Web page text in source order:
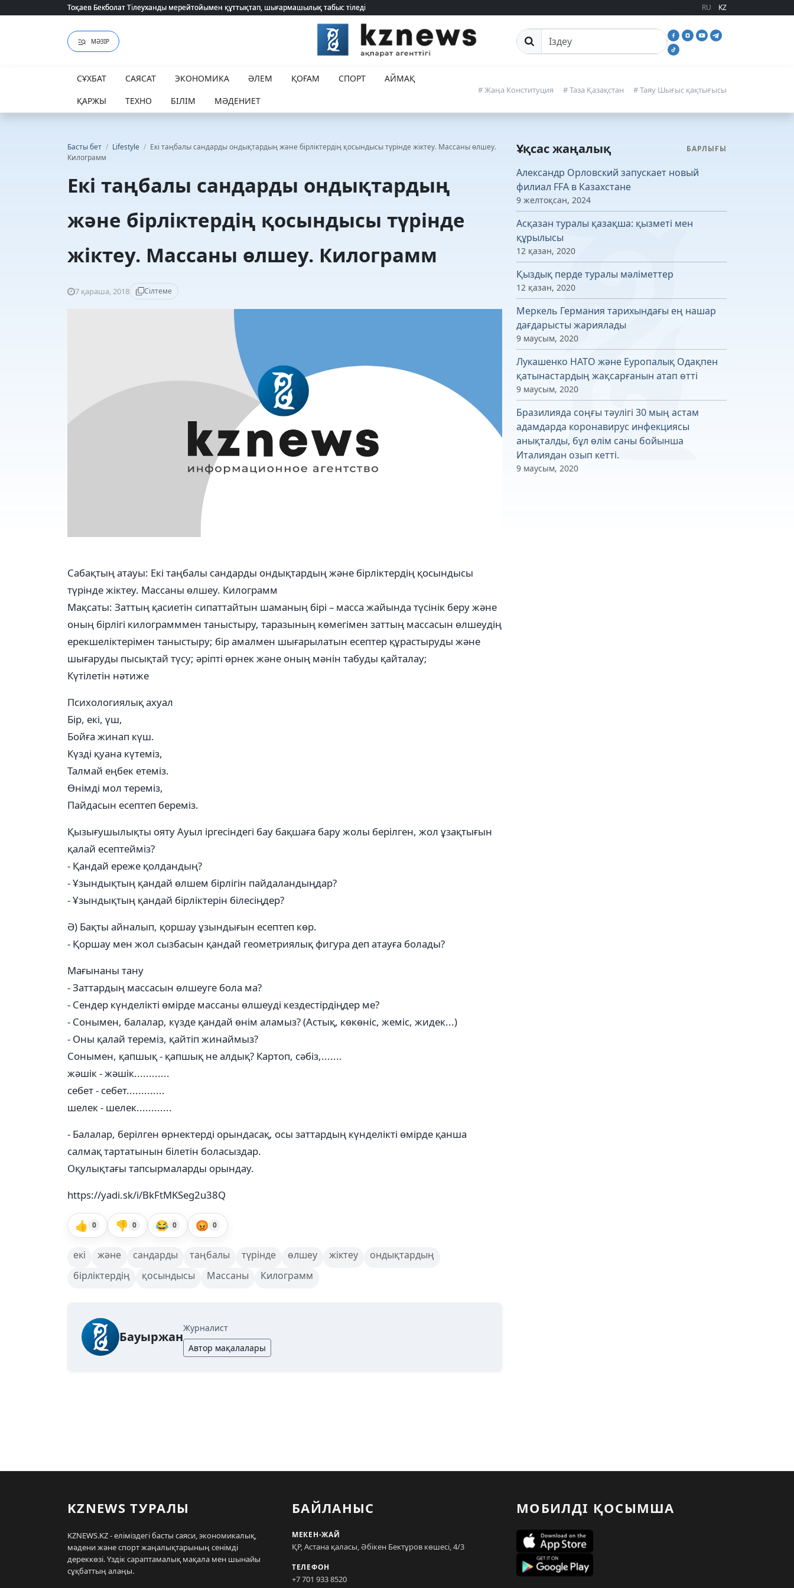
Тоқаев Бекболат Тілеуханды мерейтойымен құттықтап, шығармашылық табыс тіледі
Тоқаев Бекболат Тілеуханды мерейтойымен құттықтап, шығармашылық табыс тіледі RU KZ
МӘЗІР Сайттан іздеу
СҰХБАТ САЯСАТ ЭКОНОМИКА ӘЛЕМ ҚОҒАМ СПОРТ
АЙМАҚ
ҚАРЖЫ
ТЕХНО БІЛІМ МӘДЕНИЕТ
# Жаңа Конституция # Таза Қазақстан # Таяу Шығыс қақтығысы
Басты бет / Lifestyle / Екі таңбалы сандарды ондықтардың және бірліктердің қосындысы түрінде жіктеу. Массаны өлшеу.
Килограмм
Екі таңбалы сандарды ондықтардың
және бірліктердің қосындысы түрінде
жіктеу. Массаны өлшеу. Килограмм
7 қараша, 2018 Сілтеме
Сабақтың атауы: Екі таңбалы сандарды ондықтардың және бірліктердің қосындысы
түрінде жіктеу. Массаны өлшеу. Килограмм
Мақсаты: Заттың қасиетін сипаттайтын шаманың бірі – масса жайында түсінік беру және
оның бірлігі килограмммен таныстыру, таразының көмегімен заттың массасын өлшеудің
ерекшеліктерімен таныстыру; бір амалмен шығарылатын есептер құрастыруды және
шығаруды пысықтай түсу; әріпті өрнек және оның мәнін табуды қайталау;
Күтілетін нәтиже
Психологиялық ахуал
Бір, екі, үш,
Бойға жинап күш.
Күзді қуана күтеміз,
Талмай еңбек етеміз.
Өнімді мол тереміз,
Пайдасын есептеп береміз.
Қызығушылықты ояту Ауыл іргесіндегі бау бақшаға бару жолы берілген, жол ұзақтығын
қалай есептейміз?
- Қандай ереже қолдандың?
- Ұзындықтың қандай өлшем бірлігін пайдаландыңдар?
- Ұзындықтың қандай бірліктерін білесіңдер?
Ә) Бақты айналып, қоршау ұзындығын есептеп көр.
- Қоршау мен жол сызбасын қандай геометриялық фигура деп атауға болады?
Мағынаны тану
- Заттардың массасын өлшеуге бола ма?
- Сендер күнделікті өмірде массаны өлшеуді кездестірдіңдер ме?
- Сонымен, балалар, күзде қандай өнім аламыз? (Астық, көкөніс, жеміс, жидек...)
- Оны қалай тереміз, қайтіп жинаймыз?
Сонымен, қапшық - қапшық не алдық? Картоп, сәбіз,.......
жәшік - жәшік............
себет - себет.............
шелек - шелек............
- Балалар, берілген өрнектерді орындасақ, осы заттардың күнделікті өмірде қанша
салмақ тартатынын білетін боласыздар.
Оқулықтағы тапсырмаларды орындау.
https://yadi.sk/i/BkFtMKSeg2u38Q
👍 0 👎 0 😂 0 😡 0
екі және сандарды таңбалы түрінде өлшеу жіктеу
ондықтардың
бірліктердің
қосындысы Массаны Килограмм
Бауыржан
Журналист
Автор мақалалары
Ұқсас жаңалық БАРЛЫҒЫ
Александр Орловский запускает новый
филиал FFA в Казахстане
9 желтоқсан, 2024
Асқазан туралы қазақша: қызметі мен
құрылысы
12 қазан, 2020
Қыздық перде туралы мәліметтер
12 қазан, 2020
Меркель Германия тарихындағы ең нашар
дағдарысты жариялады
9 маусым, 2020
Лукашенко НАТО және Еуропалық Одақпен
қатынастардың жақсарғанын атап өтті
9 маусым, 2020
Бразилияда соңғы тәулігі 30 мың астам
адамдарда коронавирус инфекциясы
анықталды, бұл өлім саны бойынша
Италиядан озып кетті.
9 маусым, 2020
KZNEWS ТУРАЛЫ
KZNEWS.KZ - еліміздегі басты саяси, экономикалық,
мәдени және спорт жаңалықтарының сенімді
дереккөзі. Үздік сараптамалық мақала мен шынайы
сұқбаттың алаңы.
БАЙЛАНЫС
МЕКЕН-ЖАЙ
ҚР, Астана қаласы, Әбікен Бектұров көшесі, 4/3
ТЕЛЕФОН
+7 701 933 8520
МОБИЛДІ ҚОСЫМША